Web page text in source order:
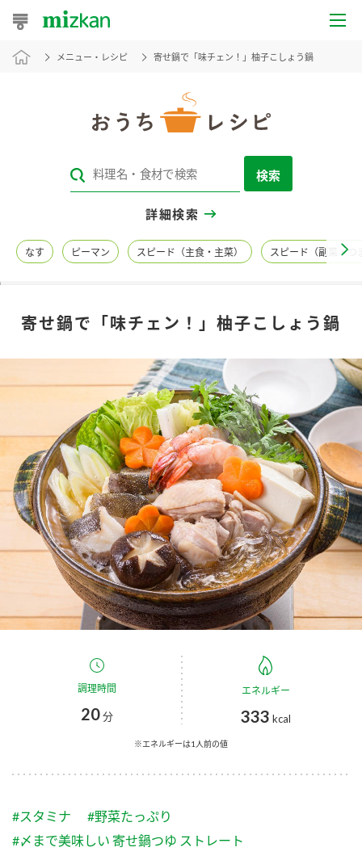
おうちレシピ
レシピカテゴリ一覧
レシピ名特集
商品情報
酢 調味酢
お酢ドリンク ぽん酢
みりん風・料理酒 鍋用調味料
つゆ たれ
スープ 中華
ふりかけ
新商品一覧
キャンペーン情報
ブランド・スペシャルサイト
ブランド・スペシャルサイト トップ
商品ブランドサイト
Fibee（ファイビー）
くらしプラ酢
お酢ドリンク
つゆ
納豆のサイト
企業情報
国内事業概要
企業理念
ミツカンの歴史
ミツカンを知る
環境への取り組み
お客様相談センター
メニュー・レシピ 寄せ鍋で「味チェン！」柚子こしょう鍋
検索
詳細検索
なす ピーマン スピード（主食・主菜） スピード（副菜・つ
寄せ鍋で「味チェン！」柚子こしょう鍋
調理時間
20分
エネルギー
333 kcal
※エネルギーは1人前の値
#スタミナ
#野菜たっぷり
#〆まで美味しい 寄せ鍋つゆ ストレート